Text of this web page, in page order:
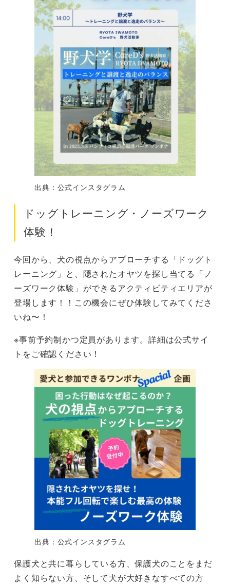
出典：公式インスタグラム
ドッグトレーニング・ノーズワーク
体験！
今回から、犬の視点からアプローチする「ドッグト
レーニング」と、隠されたオヤツを探し当てる「ノ
ーズワーク体験」ができるアクティビティエリアが
登場します！！この機会にぜひ体験してみてくださ
いね〜！
※事前予約制かつ定員があります。詳細は公式サイ
トをご確認ください！
出典：公式インスタグラム
保護犬と共に暮らしている方、保護犬のことをまだ
よく知らない方、そして犬が大好きなすべての方